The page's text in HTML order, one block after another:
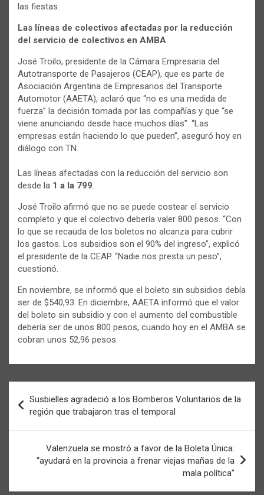
las fiestas.
Las líneas de colectivos afectadas por la reducción
del servicio de colectivos en AMBA
José Troilo, presidente de la Cámara Empresaria del
Autotransporte de Pasajeros (CEAP), que es parte de
Asociación Argentina de Empresarios del Transporte
Automotor (AAETA), aclaró que “no es una medida de
fuerza” la decisión tomada por las compañías y que “se
viene anunciando desde hace muchos días”. “Las
empresas están haciendo lo que pueden”, aseguró hoy en
diálogo con TN.
Las líneas afectadas con la reducción del servicio son
desde la 1 a la 799.
José Troilo afirmó que no se puede costear el servicio
completo y que el colectivo debería valer 800 pesos. “Con
lo que se recauda de los boletos no alcanza para cubrir
los gastos. Los subsidios son el 90% del ingreso”, explicó
el presidente de la CEAP. “Nadie nos presta un peso”,
cuestionó.
En noviembre, se informó que el boleto sin subsidios debía
ser de $540,93. En diciembre, AAETA informó que el valor
del boleto sin subsidio y con el aumento del combustible
debería ser de unos 800 pesos, cuando hoy en el AMBA se
cobran unos 52,96 pesos.
de
entradas
Susbielles agradeció a los Bomberos Voluntarios de la
región que trabajaron tras el temporal
Valenzuela se mostró a favor de la Boleta Única:
“ayudará en la provincia a frenar viejas mañas de la
mala política”